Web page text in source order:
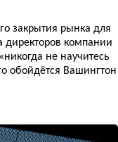
закрытия рынка для
директоров компании
не научитесь
обойдётся Вашингтон